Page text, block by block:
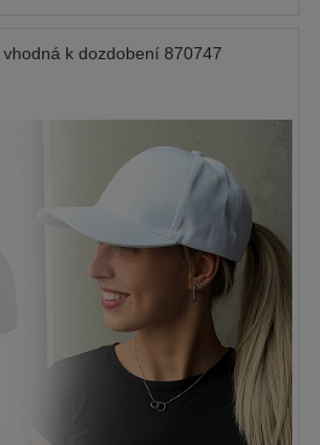
k dozdobení 870747